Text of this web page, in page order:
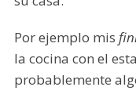
Por ejemplo mis
la cocina con el
probablemente